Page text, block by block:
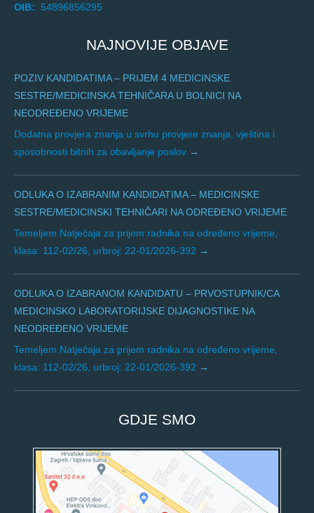
OIB:: 54896856295
NAJNOVIJE OBJAVE
POZIV KANDIDATIMA – PRIJEM 4 MEDICINSKE
SESTRE/MEDICINSKA TEHNIČARA U BOLNICI NA
NEODREĐENO VRIJEME
Dodatna provjera znanja u svrhu provjere znanja, vještina i
sposobnosti bitnih za obavljanje poslov
ODLUKA O IZABRANIM KANDIDATIMA – MEDICINSKE
SESTRE/MEDICINSKI TEHNIČARI NA ODREĐENO VRIJEME
Temeljem Natječaja za prijem radnika na određeno vrijeme,
klasa: 112-02/26, urbroj: 22-01/2026-392
ODLUKA O IZABRANOM KANDIDATU – PRVOSTUPNIK/CA
MEDICINSKO LABORATORIJSKE DIJAGNOSTIKE NA
NEODREĐENO VRIJEME
Temeljem Natječaja za prijem radnika na određeno vrijeme,
klasa: 112-02/26, urbroj: 22-01/2026-392
GDJE SMO